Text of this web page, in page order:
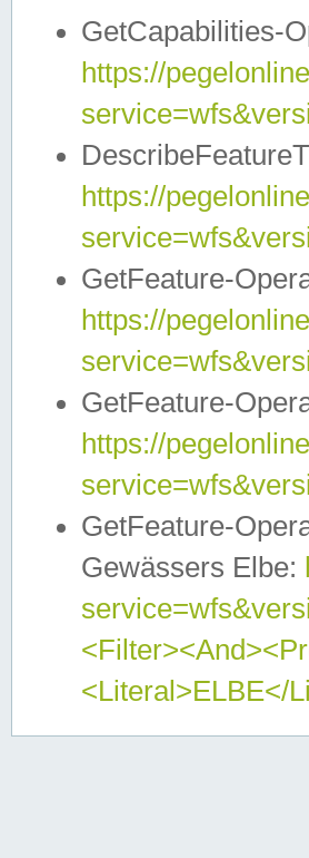
GetCapabilities-
https://
https://
GetFeature-
https://
GetFeature-
https://
GetFeature-
Gewässers Elbe:
<Literal>ELBE</